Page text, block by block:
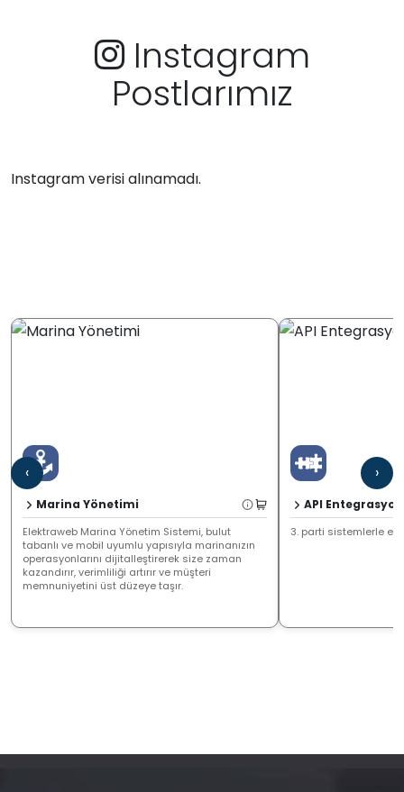
Instagram
Postlarımız
Instagram verisi alınamadı.
‹
Marina Yönetimi
Elektraweb Marina Yönetim Sistemi, bulut
tabanlı ve mobil uyumlu yapısıyla marinanızın
operasyonlarını dijitalleştirerek size zaman
kazandırır, verimliliği artırır ve müşteri
memnuniyetini üst düzeye taşır.
API
3. parti sistemlerle
›